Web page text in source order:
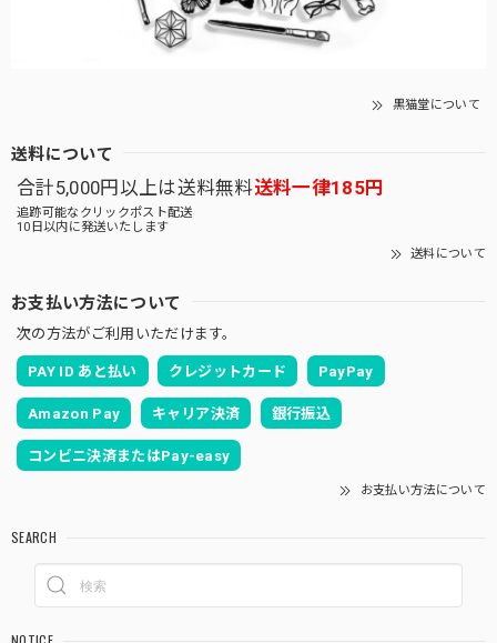
黒猫堂について
送料について
合計5,000円以上は送料無料送料一律185円
追跡可能なクリックポスト配送
10日以内に発送いたします
送料について
お支払い方法について
次の方法がご利用いただけます。
PAY ID あと払い クレジットカード PayPay
Amazon Pay キャリア決済 銀行振込
コンビニ決済またはPay-easy
お支払い方法について
SEARCH